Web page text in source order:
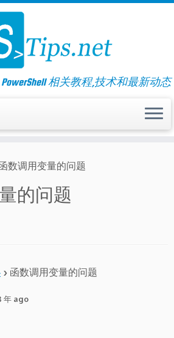
相关教程,技术和最新动态
数调用变量的问题
的问题
› 函数调用变量的问题
年 ago